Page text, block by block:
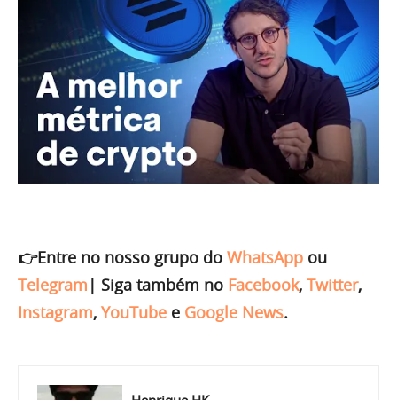
👉Entre no nosso grupo do WhatsApp ou
Telegram | Siga também no Facebook, Twitter,
Instagram, YouTube e Google News.